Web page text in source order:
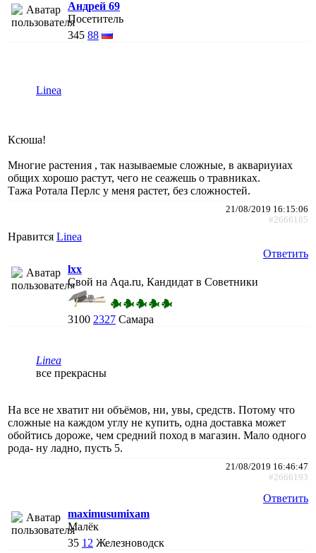
Андрей 69
Посетитель
345 88
Linea
Ксюша!
Многие растения , так называемые сложные, в аквариуиах
общих хорошо растут, чего не сеажешь о травниках.
Тажа Ротала Перлс у меня растет, без сложностей.
21/08/2019 16:15:06
#2666185
Нравится Linea
Ответить
lxx
Свой на Aqa.ru, Кандидат в Советники
3100 2327 Самара
Linea
все прекрасны
На все не хватит ни объёмов, ни, увы, средств. Потому что
сложные на каждом углу не купить, одна доставка может
обойтись дороже, чем средний поход в магазин. Мало одного
рода- ну ладно, пусть 5.
21/08/2019 16:46:47
#2666193
Ответить
maximusumixam
Малёк
35 12 Железноводск